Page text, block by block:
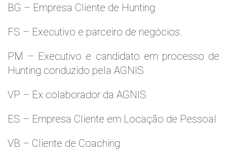
BG – Empresa Cliente de Hunting
FS – Executivo e parceiro de negócios.
PM – Executivo e candidato em processo de
Hunting conduzido pela AGNIS
VP – Ex colaborador da AGNIS
ES – Empresa Cliente em Locação de Pessoal
VB – Cliente de Coaching